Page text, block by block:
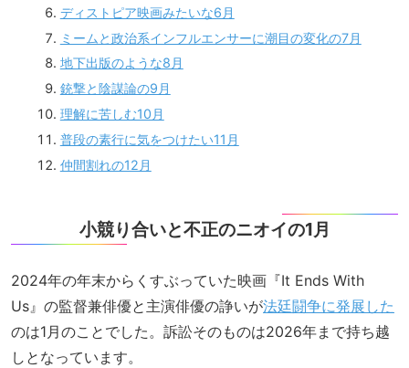
ディストピア映画みたいな6月
ミームと政治系インフルエンサーに潮目の変化の7月
地下出版のような8月
銃撃と陰謀論の9月
理解に苦しむ10月
普段の素行に気をつけたい11月
仲間割れの12月
小競り合いと不正のニオイの1月
2024年の年末からくすぶっていた映画『It Ends With
Us』の監督兼俳優と主演俳優の諍いが法廷闘争に発展した
のは1月のことでした。訴訟そのものは2026年まで持ち越
しとなっています。